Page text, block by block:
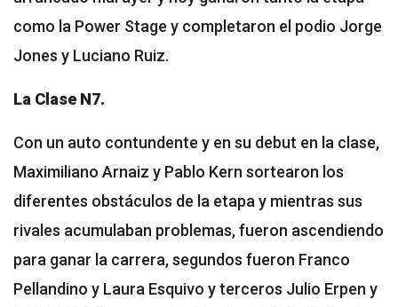
como la Power Stage y completaron el podio Jorge
Jones y Luciano Ruiz.
La Clase N7.
Con un auto contundente y en su debut en la clase,
Maximiliano Arnaiz y Pablo Kern sortearon los
diferentes obstáculos de la etapa y mientras sus
rivales acumulaban problemas, fueron ascendiendo
para ganar la carrera, segundos fueron Franco
Pellandino y Laura Esquivo y terceros Julio Erpen y